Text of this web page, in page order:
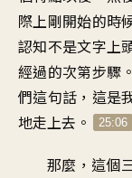
際上剛開始的時
認知不是文字上
經過的次第步驟
們這句話，這是
地走上去。
25:06
那麼，這個